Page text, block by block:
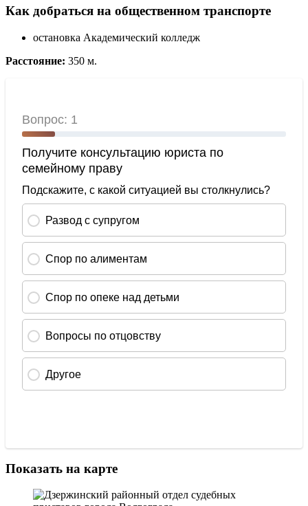
Как добраться на общественном транспорте
остановка Академический колледж
Расстояние: 350 м.
Показать на карте